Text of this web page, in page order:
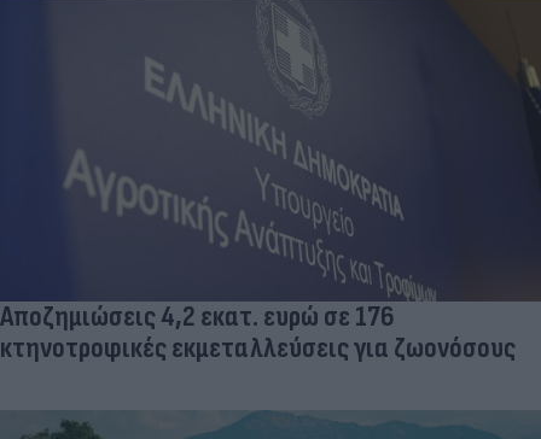
Αποζημιώσεις 4,2 εκατ. ευρώ σε 176
κτηνοτροφικές εκμεταλλεύσεις για ζωονόσους